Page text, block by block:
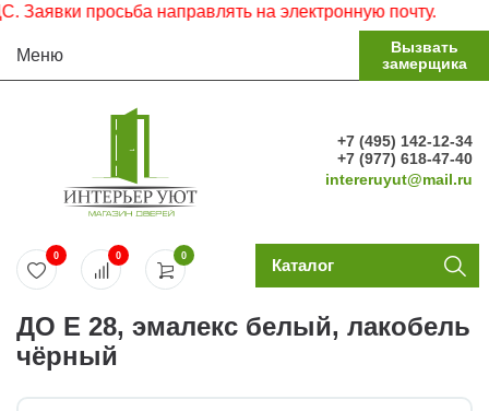
просьба направлять на электронную почту.
Меню
Вызвать
замерщика
+7 (495) 142-12-34
+7 (977) 618-47-40
intereruyut@mail.ru
0
0 0 Каталог
ДО E 28, эмалекс белый, лакобель
чёрный